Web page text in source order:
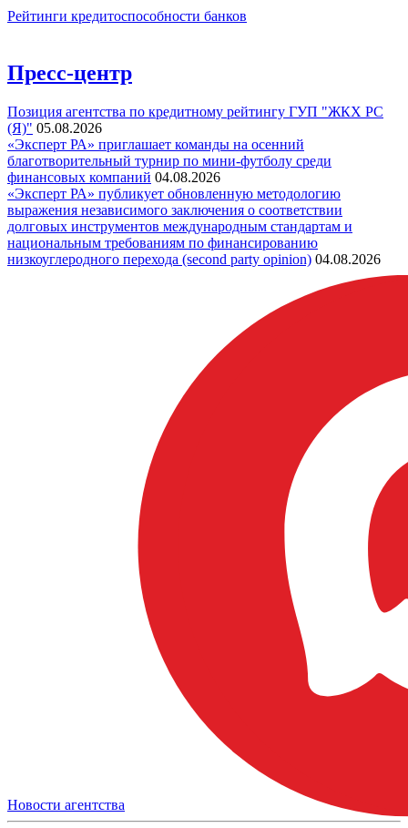
Рейтинги кредитоспособности банков
Пресс-центр
Позиция агентства по кредитному рейтингу ГУП "ЖКХ РС
(Я)" 05.08.2026
«Эксперт РА» приглашает команды на осенний
благотворительный турнир по мини-футболу среди
финансовых компаний 04.08.2026
«Эксперт РА» публикует обновленную методологию
выражения независимого заключения о соответствии
долговых инструментов международным стандартам и
национальным требованиям по финансированию
низкоуглеродного перехода (second party opinion) 04.08.2026
Новости агентства